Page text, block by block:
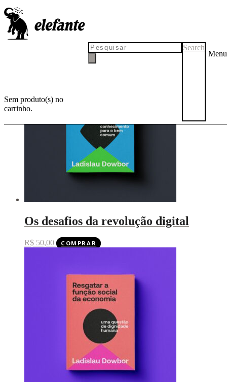
Sem produto(s) no
carrinho.
Search
Menu
Ladislau Dowbor
Os desafios da revolução digital
R$ 50,00 COMPRAR